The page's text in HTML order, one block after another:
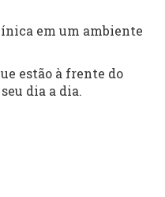
em um ambiente
estão à frente do
dia a dia.